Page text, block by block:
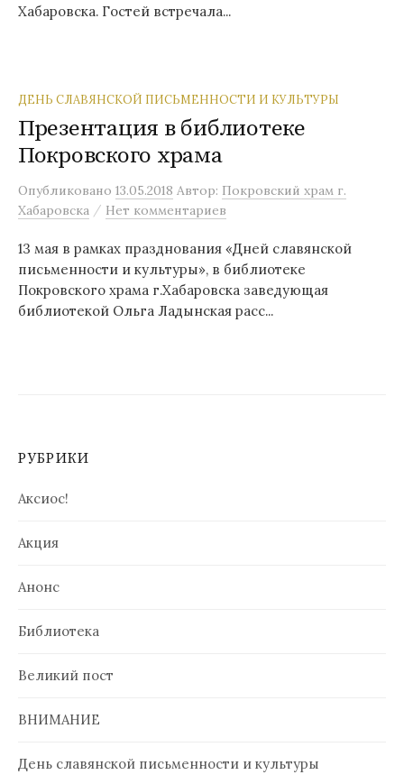
Хабаровска. Гостей встречала...
ДЕНЬ СЛАВЯНСКОЙ ПИСЬМЕННОСТИ И КУЛЬТУРЫ
Презентация в библиотеке
Покровского храма
Опубликовано 13.05.2018 Автор: Покровский храм г.
Хабаровска / Нет комментариев
13 мая в рамках празднования «Дней славянской
письменности и культуры», в библиотеке
Покровского храма г.Хабаровска заведующая
библиотекой Ольга Ладынская расс...
РУБРИКИ
Аксиос!
Акция
Анонс
Библиотека
Великий пост
ВНИМАНИЕ
День славянской письменности и культуры